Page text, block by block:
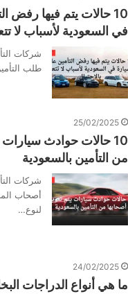
10 حالات يتم فيها رفض
في السعودية لأسباب لا
شركات
طلب
25/02/2025
10 حالات حوادث
من التأمين بالسعودية
شركات
أصحاب
لنوع…
24/02/2025
ما هي أنواع الدراجات